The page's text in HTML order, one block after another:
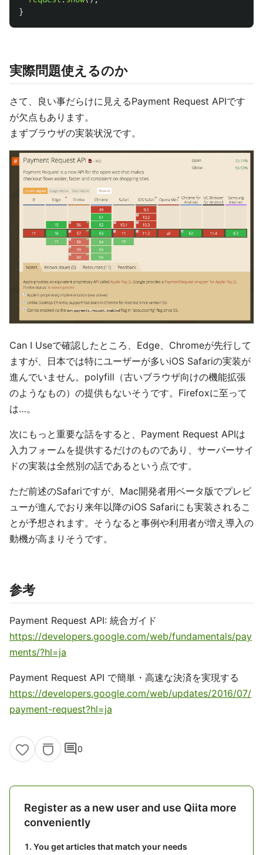
}
実際問題使えるのか
さて、良い事だらけに見えるPayment Request APIです
が欠点もあります。
まずブラウザの実装状況です。
Can I Useで確認したところ、Edge、Chromeが先行して
ますが、日本では特にユーザーが多いiOS Safariの実装が
進んでいません。polyfill（古いブラウザ向けの機能拡張
のようなもの）の提供もないそうです。Firefoxに至って
は…。
次にもっと重要な話をすると、Payment Request APIは
入力フォームを提供するだけのものであり、サーバーサイ
ドの実装は全然別の話であるという点です。
ただ前述のSafariですが、Mac開発者用ベータ版でプレビ
ューが進んでおり来年以降のiOS Safariにも実装されるこ
とが予想されます。そうなると事例や利用者が増え導入の
動機が高まりそうです。
参考
Payment Request API: 統合ガイド
https://developers.google.com/web/fundamentals/pay
ments/?hl=ja
Payment Request API で簡単・高速な決済を実現する
https://developers.google.com/web/updates/2016/07/
payment-request?hl=ja
comment0
Register as a new user and use Qiita more
conveniently
You get articles that match your needs